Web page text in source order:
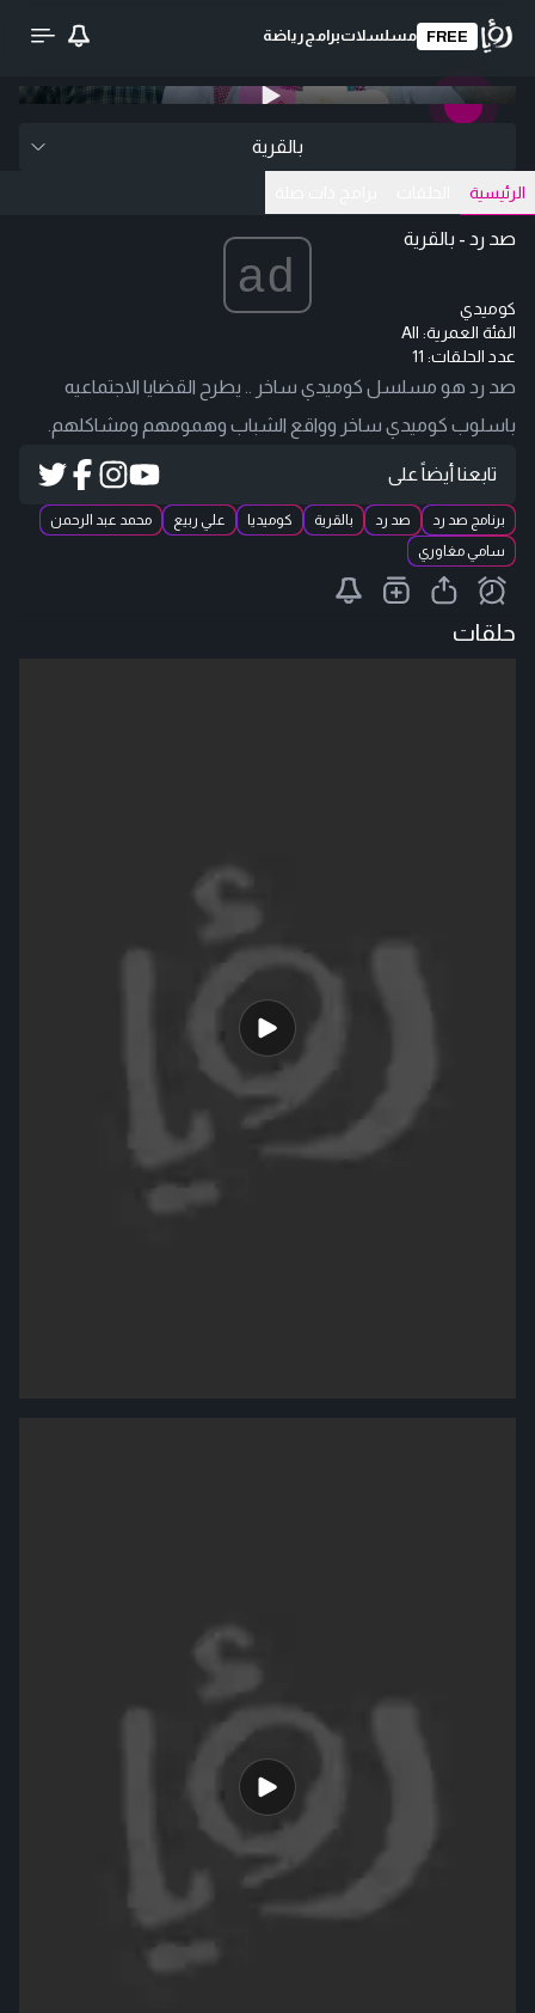
FREE مسلسلاتبرامج رياضة
بالقرية
الرئيسية
صد رد - بالقرية
ad
كوميدي
الفئة العمرية: All
عدد الحلقات: 11
صد رد هو مسلسل كوميدي ساخر .. يطرح القضايا الاجتماعيه
باسلوب كوميدي ساخر وواقع الشباب وهمومهم ومشاكلهم.
تابعنا أيضاً على
برنامج صد رد صد رد بالقرية كوميديا علي ربيع
محمد عبد الرحمن
سامي مغاوري
حلقات